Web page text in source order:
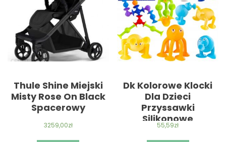
Thule Shine Miejski
Misty Rose On Black
Spacerowy
3259,00zł
Dk Kolorowe Klocki
Dla Dzieci
Przyssawki
Silikonowe
55,59zł